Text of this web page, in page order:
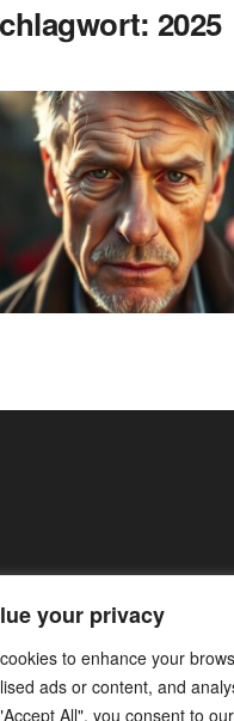
your privacy
to enhance your
ads or content, and
All", you consent to
2025